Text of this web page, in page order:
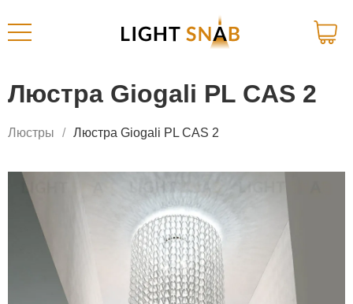
Люстра Giogali PL CAS 2
Люстры Люстра Giogali PL CAS 2